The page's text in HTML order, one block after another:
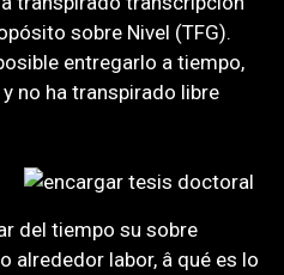
sobre Nivel (TFG).
entregarlo a tiempo,
no ha transpirado libre
del tiempo su sobre
alrededor labor, â qué es lo